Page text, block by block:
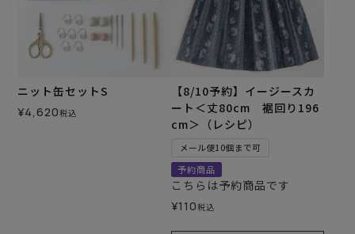
ニット缶セットS
¥4,620税込
【8/10予約】イージースカ
ート＜丈80cm 裾回り196
cm＞（レシピ）
メール便10個まで可
予約商品
こちらは予約商品です
¥110税込